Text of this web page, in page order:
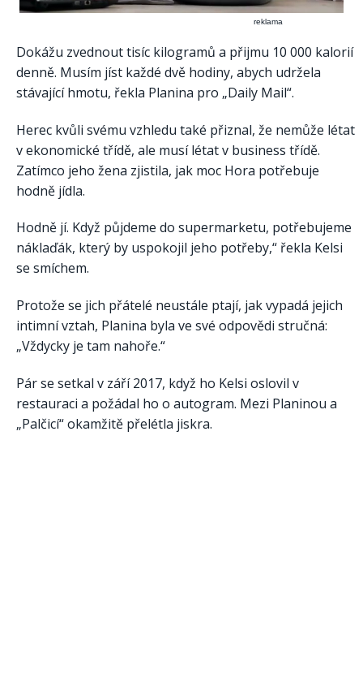
reklama
Dokážu zvednout tisíc kilogramů a přijmu 10 000 kalorií
denně. Musím jíst každé dvě hodiny, abych udržela
stávající hmotu, řekla Planina pro „Daily Mail“.
Herec kvůli svému vzhledu také přiznal, že nemůže létat
v ekonomické třídě, ale musí létat v business třídě.
Zatímco jeho žena zjistila, jak moc Hora potřebuje
hodně jídla.
Hodně jí. Když půjdeme do supermarketu, potřebujeme
náklaďák, který by uspokojil jeho potřeby,“ řekla Kelsi
se smíchem.
Protože se jich přátelé neustále ptají, jak vypadá jejich
intimní vztah, Planina byla ve své odpovědi stručná:
„Vždycky je tam nahoře.“
Pár se setkal v září 2017, když ho Kelsi oslovil v
restauraci a požádal ho o autogram. Mezi Planinou a
„Palčicí“ okamžitě přelétla jiskra.